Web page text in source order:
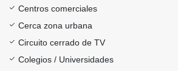
Centros comerciales
Cerca zona urbana
Circuito cerrado de TV
Colegios / Universidades